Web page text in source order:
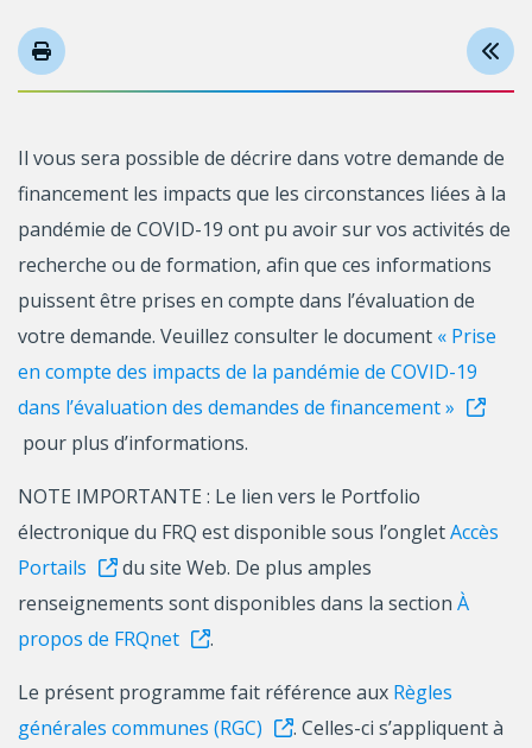
Il vous sera possible de décrire dans votre demande de
financement les impacts que les circonstances liées à la
pandémie de COVID-19 ont pu avoir sur vos activités de
recherche ou de formation, afin que ces informations
puissent être prises en compte dans l’évaluation de
votre demande. Veuillez consulter le document « Prise
en compte des impacts de la pandémie de COVID-19
dans l’évaluation des demandes de financement »
pour plus d’informations.
NOTE IMPORTANTE : Le lien vers le Portfolio
électronique du FRQ est disponible sous l’ongletAccès
Portails
du site Web. De plus amples
renseignements sont disponibles dans la section À
propos de FRQnet
.
Le présent programme fait référence aux Règles
générales communes (RGC)
. Celles-ci s’appliquent à